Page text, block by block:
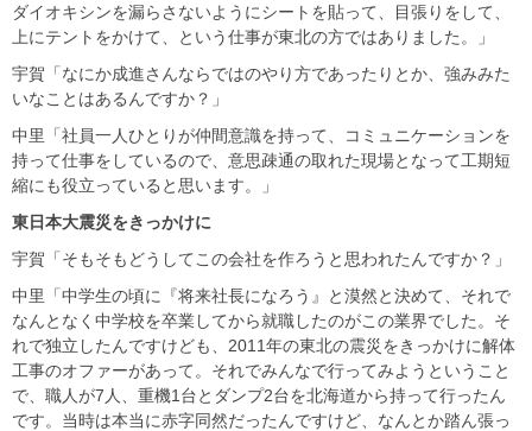
ダイオキシンを漏らさないようにシートを貼って、目張りをして、
上にテントをかけて、という仕事が東北の方ではありました。」
宇賀「なにか成進さんならではのやり方であったりとか、強みみた
いなことはあるんですか？」
中里「社員一人ひとりが仲間意識を持って、コミュニケーションを
持って仕事をしているので、意思疎通の取れた現場となって工期短
縮にも役立っていると思います。」
東日本大震災をきっかけに
宇賀「そもそもどうしてこの会社を作ろうと思われたんですか？」
中里「中学生の頃に『将来社長になろう』と漠然と決めて、それで
なんとなく中学校を卒業してから就職したのがこの業界でした。そ
れで独立したんですけども、2011年の東北の震災をきっかけに解体
工事のオファーがあって。それでみんなで行ってみようということ
で、職人が7人、重機1台とダンプ2台を北海道から持って行ったん
です。当時は本当に赤字同然だったんですけど、なんとか踏ん張っ